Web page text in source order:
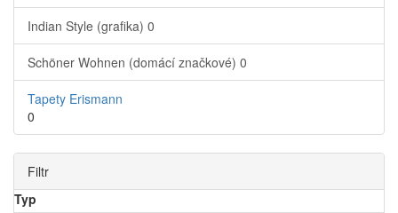
Indian Style (grafika) 0
Schöner Wohnen (domácí značkové) 0
Tapety Erismann
0
Filtr
Typ